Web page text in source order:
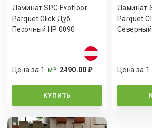
Ламинат SPC Evofloor
Parquet Click Дуб
Песочный HP 0090
Цена за 1м²: 2490.00 ₽
КУПИТЬ
Ламинат
Parquet
Северный
Цена за